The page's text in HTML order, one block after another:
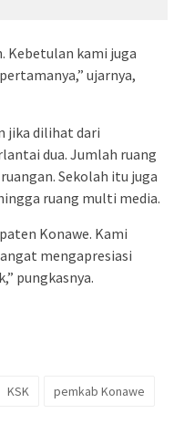
Kebetulan kami juga
ujarnya,
jika dilihat dari
dua. Jumlah ruang
Sekolah itu juga
ruang multi media.
Konawe. Kami
mengapresiasi
pungkasnya.
KSK
pemkab Konawe